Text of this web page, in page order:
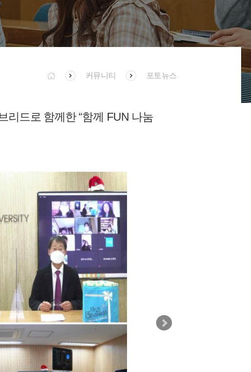
커뮤니티 포토뉴스
리드로 함께한 “함께 FUN 나눔